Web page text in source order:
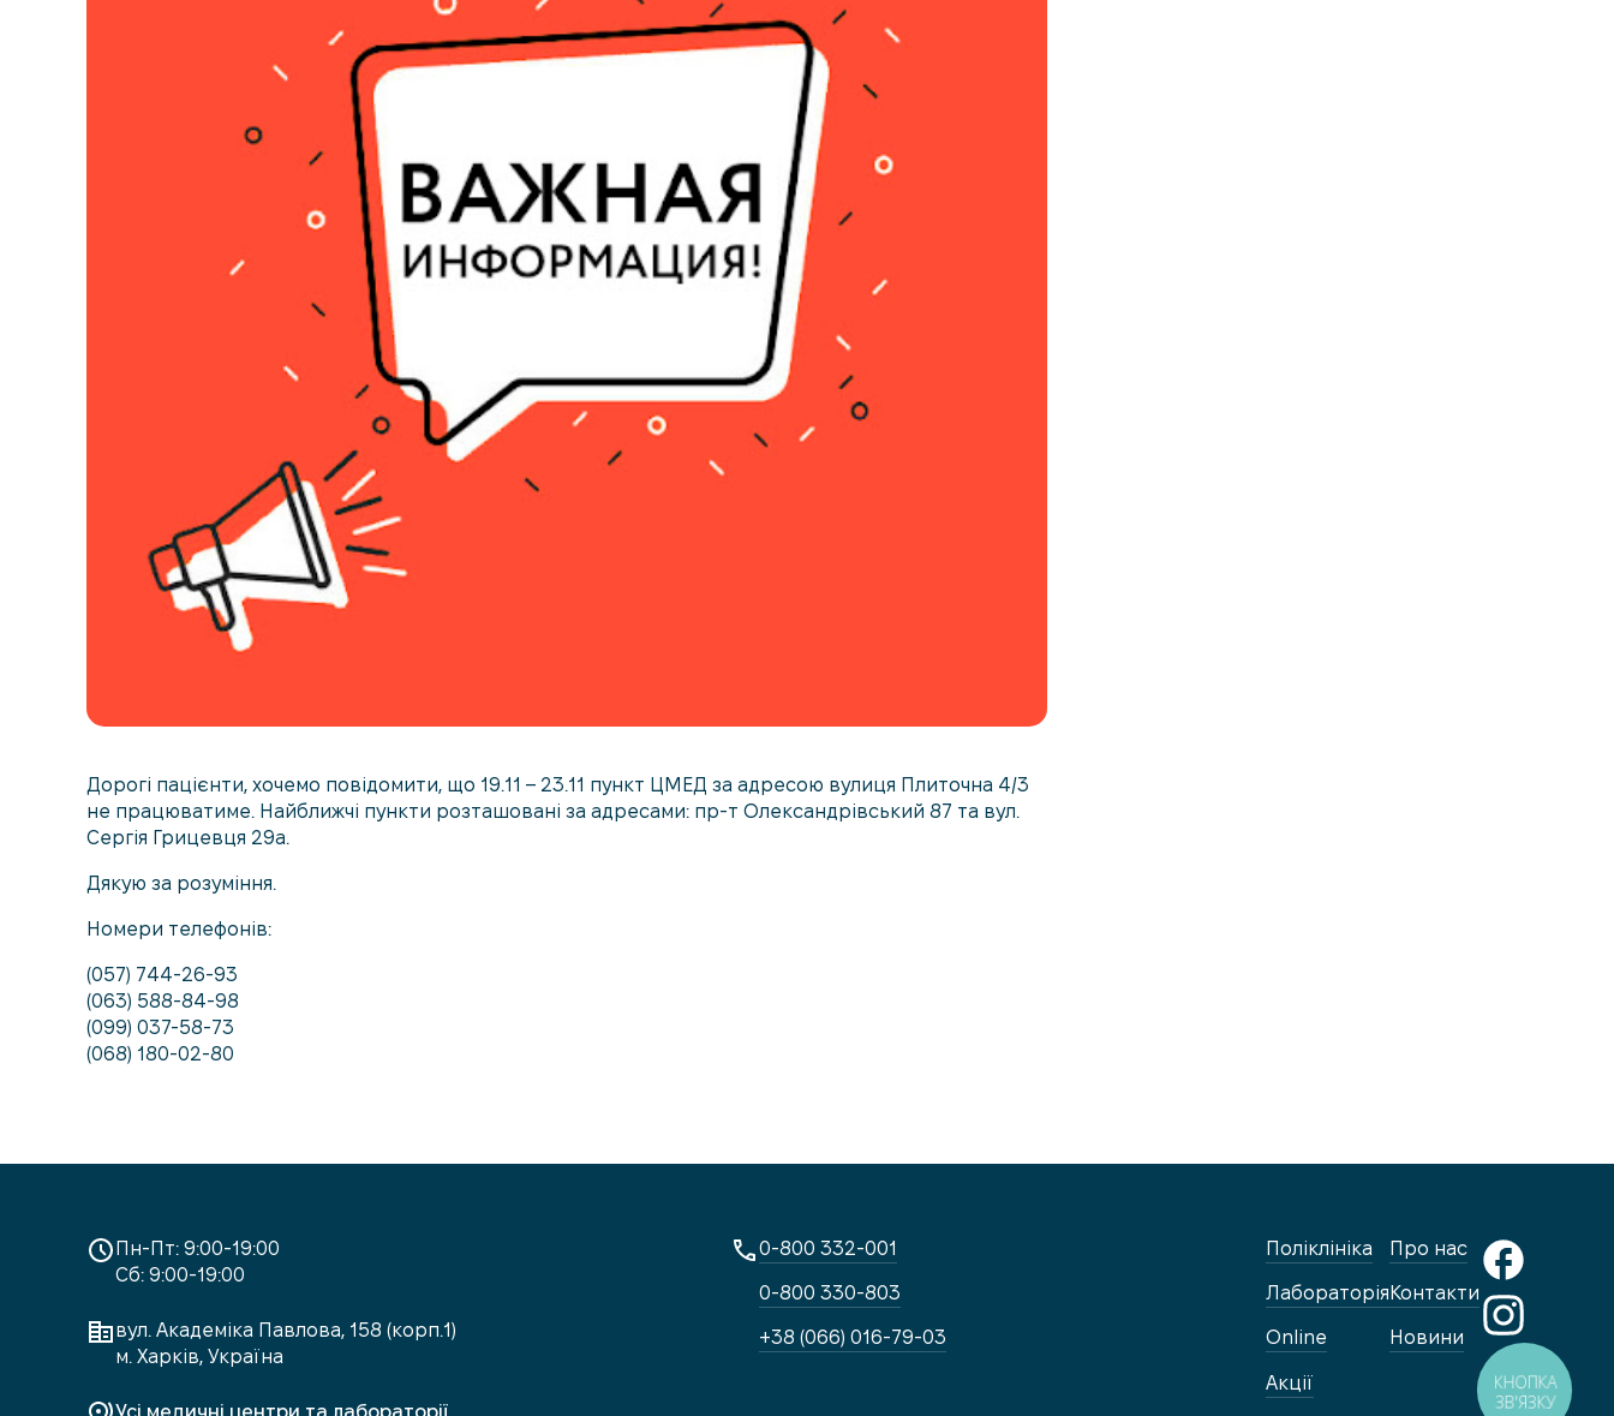
Дорогі пацієнти, хочемо повідомити, що 19.11 – 23.11 пункт ЦМЕД за адресою вулиця Плиточна 4/3
не працюватиме. Найближчі пункти розташовані за адресами: пр-т Олександрівський 87 та вул.
Сергія Грицевця 29а.
Дякую за розуміння.
Номери телефонів:
(057) 744-26-93
(063) 588-84-98
(099) 037-58-73
(068) 180-02-80
Пн-Пт: 9:00-19:00
Сб: 9:00-19:00
вул. Академіка Павлова, 158 (корп.1)
м. Харків, Україна
Усі медичні центри та лабораторії
0-800 332-001
0-800 330-803
+38 (066) 016-79-03
Поліклініка
Лабораторія
Online
Акції
Про нас
Контакти
Новини
КНОПКА
ЗВ'ЯЗКУ